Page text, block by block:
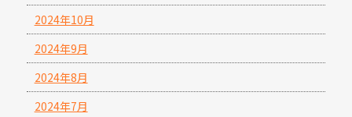
2024年10月
2024年9月
2024年8月
2024年7月